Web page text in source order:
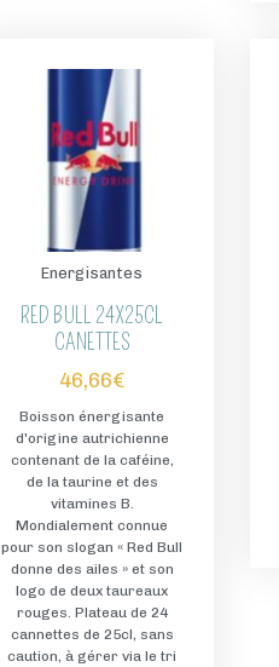
Energisantes
RED BULL 24X25CL
CANETTES
46,66€
Boisson énergisante
d'origine autrichienne
contenant de la caféine,
de la taurine et des
vitamines B.
Mondialement connue
pour son slogan « Red Bull
donne des ailes » et son
logo de deux taureaux
rouges. Plateau de 24
cannettes de 25cl, sans
caution, à gérer via le tri